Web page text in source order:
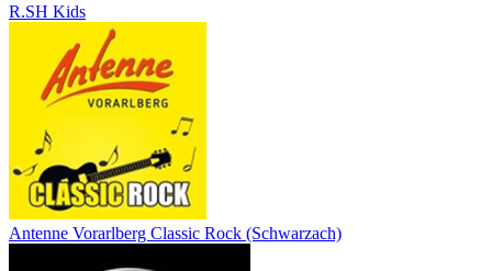
R.SH Kids
Antenne Vorarlberg Classic Rock (Schwarzach)